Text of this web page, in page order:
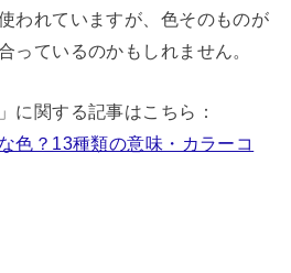
われていますが、色そのものが
っているのかもしれません。
に関する記事はこちら：
色？13種類の意味・カラーコ